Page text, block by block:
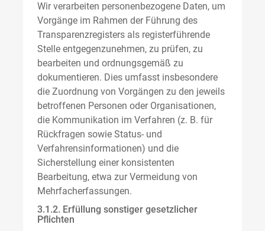
Wir verarbeiten personenbezogene Daten, um
Vorgänge im Rahmen der Führung des
Transparenzregisters als registerführende
Stelle entgegenzunehmen, zu prüfen, zu
bearbeiten und ordnungsgemäß zu
dokumentieren. Dies umfasst insbesondere
die Zuordnung von Vorgängen zu den jeweils
betroffenen Personen oder Organisationen,
die Kommunikation im Verfahren (z. B. für
Rückfragen sowie Status- und
Verfahrensinformationen) und die
Sicherstellung einer konsistenten
Bearbeitung, etwa zur Vermeidung von
Mehrfacherfassungen.
3.1.2. Erfüllung sonstiger gesetzlicher
Pflichten